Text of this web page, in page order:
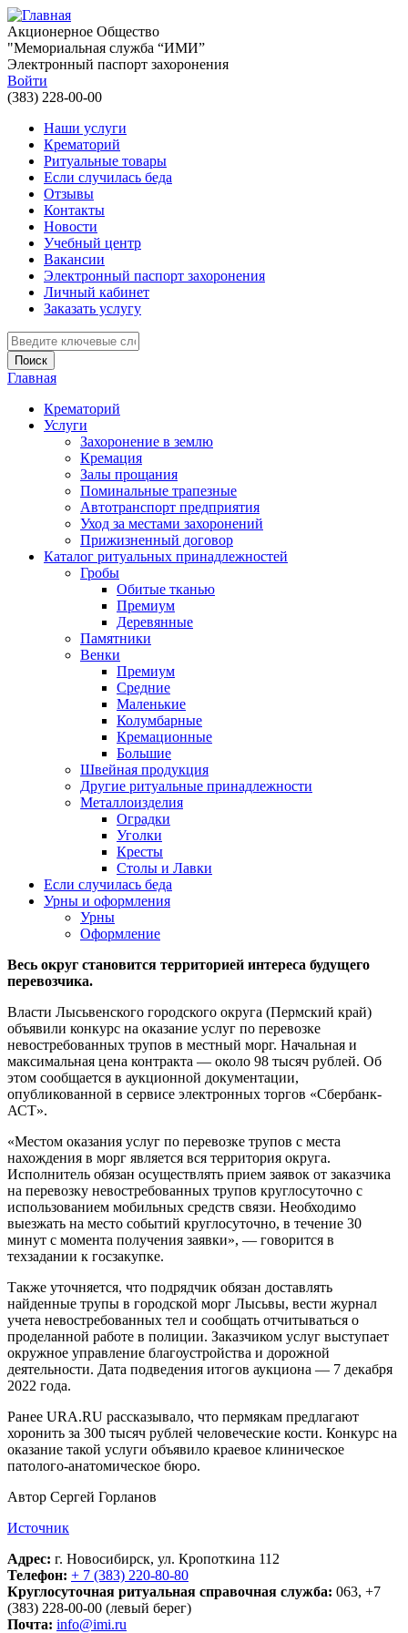
Перейти к основному содержанию
Акционерное Общество
"Мемориальная служба “ИМИ”
Электронный паспорт захоронения
Войти
(383) 228-00-00
Наши услуги
Крематорий
Ритуальные товары
Если случилась беда
Отзывы
Контакты
Новости
Учебный центр
Вакансии
Электронный паспорт захоронения
Личный кабинет
Заказать услугу
Введите ключевые слова для поиска
Вы здесь
Главная
Крематорий
Услуги
Захоронение в землю
Кремация
Залы прощания
Поминальные трапезные
Автотранспорт предприятия
Уход за местами захоронений
Прижизненный договор
Каталог ритуальных принадлежностей
Гробы
Обитые тканью
Премиум
Деревянные
Памятники
Венки
Премиум
Средние
Маленькие
Колумбарные
Кремационные
Большие
Швейная продукция
Другие ритуальные принадлежности
Металлоизделия
Оградки
Уголки
Кресты
Столы и Лавки
Если случилась беда
Урны и оформления
Урны
Оформление
Весь округ становится территорией интереса будущего
перевозчика.
Власти Лысьвенского городского округа (Пермский край)
объявили конкурс на оказание услуг по перевозке
невостребованных трупов в местный морг. Начальная и
максимальная цена контракта — около 98 тысяч рублей. Об
этом сообщается в аукционной документации,
опубликованной в сервисе электронных торгов «Сбербанк-
АСТ».
«Местом оказания услуг по перевозке трупов с места
нахождения в морг является вся территория округа.
Исполнитель обязан осуществлять прием заявок от заказчика
на перевозку невостребованных трупов круглосуточно с
использованием мобильных средств связи. Необходимо
выезжать на место событий круглосуточно, в течение 30
минут с момента получения заявки», — говорится в
техзадании к госзакупке.
Также уточняется, что подрядчик обязан доставлять
найденные трупы в городской морг Лысьвы, вести журнал
учета невостребованных тел и сообщать отчитываться о
проделанной работе в полиции. Заказчиком услуг выступает
окружное управление благоустройства и дорожной
деятельности. Дата подведения итогов аукциона — 7 декабря
2022 года.
Ранее URA.RU рассказывало, что пермякам предлагают
хоронить за 300 тысяч рублей человеческие кости. Конкурс на
оказание такой услуги объявило краевое клиническое
патолого-анатомическое бюро.
Автор Сергей Горланов
Источник
Адрес: г. Новосибирск, ул. Кропоткина 112
Телефон: + 7 (383) 220-80-80
Круглосуточная ритуальная справочная служба: 063, +7
(383) 228-00-00 (левый берег)
Почта: info@imi.ru